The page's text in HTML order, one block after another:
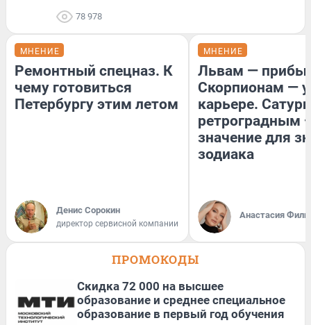
78 978
МНЕНИЕ
Ремонтный спецназ. К
чему готовиться
Петербургу этим летом
Денис Сорокин
директор сервисной компании
МНЕНИЕ
Львам —
Скорпионам —
карьере.
ретроградным
значение для
зодиака
Анастасия
ПРОМОКОДЫ
Скидка 72 000 на высшее
образование и среднее специальное
образование в первый год обучения